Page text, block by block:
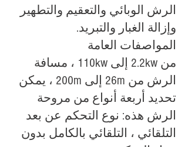
الرش الوبائي والتعقيم والتطهير
وإزالة الغبار والتبريد.
المواصفات العامة
من 2.2kw إلى 110kw ، مسافة
الرش من 26m إلى 200m ، يمكن
تحديد أربعة أنواع من مروحة
الرش هذه: نوع التحكم عن بعد
التلقائي ، التلقائي بالكامل بدون